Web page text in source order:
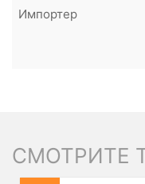
Импортер
СМОТРИТЕ